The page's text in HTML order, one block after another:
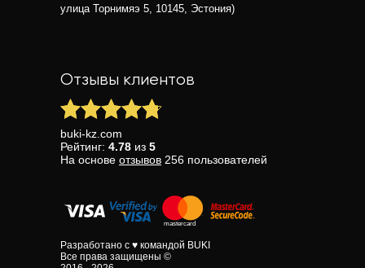
улица Торнимяэ 5, 10145, Эстония)
Отзывы клиентов
buki-kz.com
Рейтинг: 4.78 из 5
На основе отзывов 256 пользователей
Разработано с ♥ командой BUKI
Все права защищены ©